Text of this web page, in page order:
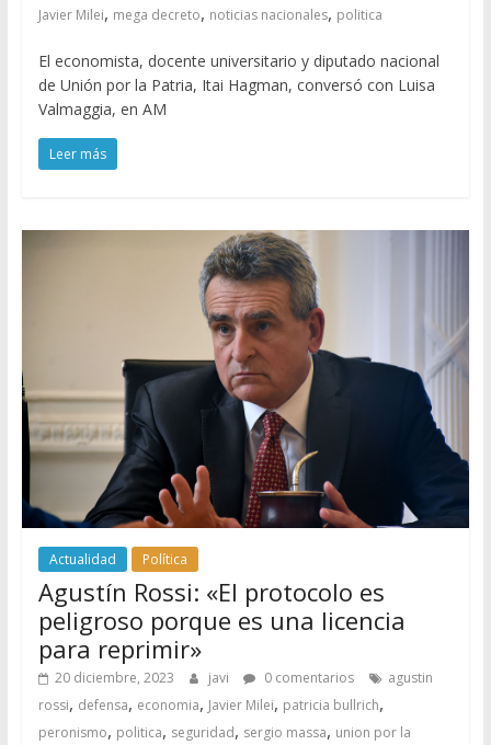
Javier Milei, mega decreto, noticias nacionales, politica
El economista, docente universitario y diputado nacional
de Unión por la Patria, Itai Hagman, conversó con Luisa
Valmaggia, en AM
Leer más
Actualidad Política
Agustín Rossi: «El protocolo es
peligroso porque es una licencia
para reprimir»
20 diciembre, 2023 javi 0 comentarios
agustin
rossi, defensa, economia, Javier Milei, patricia bullrich,
peronismo, politica, seguridad, sergio massa, union por la